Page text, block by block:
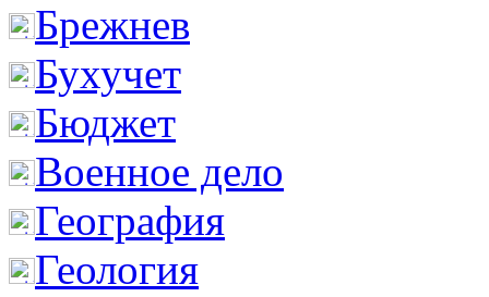
Брежнев
Бухучет
Бюджет
Военное дело
География
Геология